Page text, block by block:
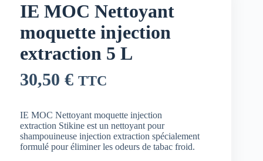
IE MOC Nettoyant
moquette injection
extraction 5 L
30,50 € TTC
IE MOC Nettoyant moquette injection
extraction Stikine est un nettoyant pour
shampouineuse injection extraction spécialement
formulé pour éliminer les odeurs de tabac froid.